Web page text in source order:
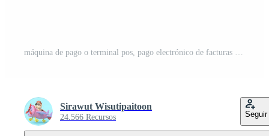
Sirawut Wisutipaitoon
24.566 Recursos Seguir